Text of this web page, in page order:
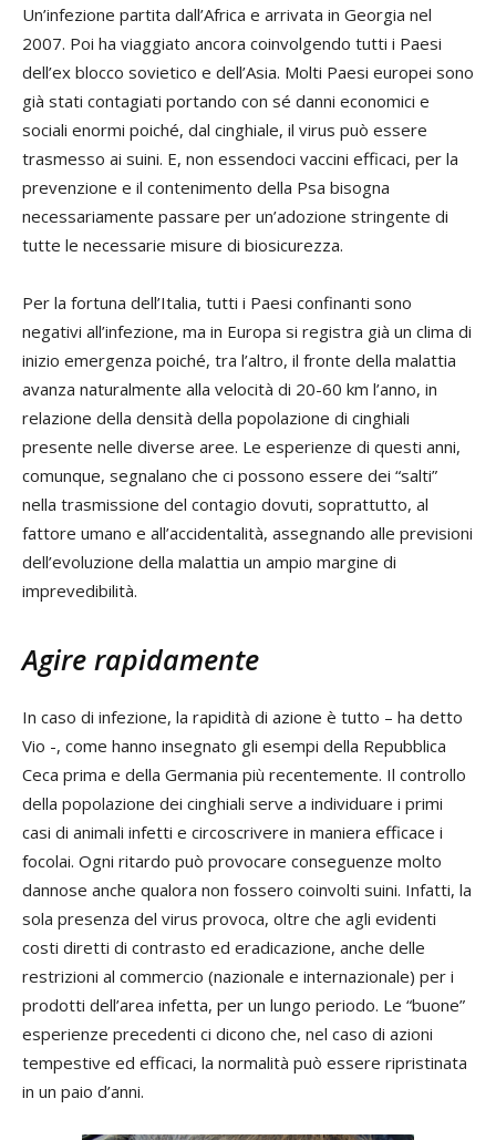
Un’infezione partita dall’Africa e arrivata in Georgia nel
2007. Poi ha viaggiato ancora coinvolgendo tutti i Paesi
dell’ex blocco sovietico e dell’Asia. Molti Paesi europei sono
già stati contagiati portando con sé danni economici e
sociali enormi poiché, dal cinghiale, il virus può essere
trasmesso ai suini. E, non essendoci vaccini efficaci, per la
prevenzione e il contenimento della Psa bisogna
necessariamente passare per un’adozione stringente di
tutte le necessarie misure di biosicurezza.
Per la fortuna dell’Italia, tutti i Paesi confinanti sono
negativi all’infezione, ma in Europa si registra già un clima di
inizio emergenza poiché, tra l’altro, il fronte della malattia
avanza naturalmente alla velocità di 20-60 km l’anno, in
relazione della densità della popolazione di cinghiali
presente nelle diverse aree. Le esperienze di questi anni,
comunque, segnalano che ci possono essere dei “salti”
nella trasmissione del contagio dovuti, soprattutto, al
fattore umano e all’accidentalità, assegnando alle previsioni
dell’evoluzione della malattia un ampio margine di
imprevedibilità.
Agire rapidamente
In caso di infezione, la rapidità di azione è tutto – ha detto
Vio -, come hanno insegnato gli esempi della Repubblica
Ceca prima e della Germania più recentemente. Il controllo
della popolazione dei cinghiali serve a individuare i primi
casi di animali infetti e circoscrivere in maniera efficace i
focolai. Ogni ritardo può provocare conseguenze molto
dannose anche qualora non fossero coinvolti suini. Infatti, la
sola presenza del virus provoca, oltre che agli evidenti
costi diretti di contrasto ed eradicazione, anche delle
restrizioni al commercio (nazionale e internazionale) per i
prodotti dell’area infetta, per un lungo periodo. Le “buone”
esperienze precedenti ci dicono che, nel caso di azioni
tempestive ed efficaci, la normalità può essere ripristinata
in un paio d’anni.